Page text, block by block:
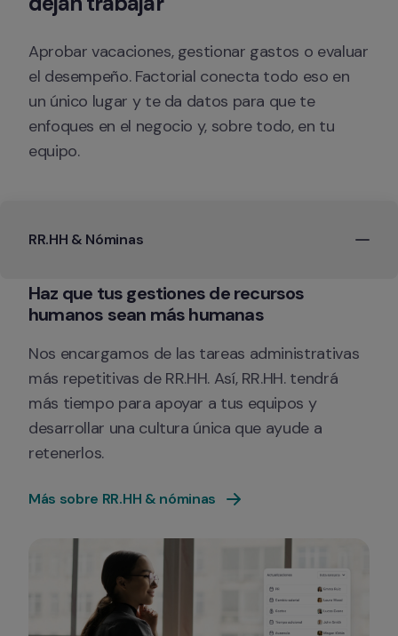
Aprobar vacaciones, gestionar gastos o evaluar
el desempeño. Factorial conecta todo eso en
un único lugar y te da datos para que te
enfoques en el negocio y, sobre todo, en tu
equipo.
RR.HH & Nóminas
Haz que tus gestiones de recursos
humanos sean más humanas
Nos encargamos de las tareas administrativas
más repetitivas de RR.HH. Así, RR.HH. tendrá
más tiempo para apoyar a tus equipos y
desarrollar una cultura única que ayude a
retenerlos.
Más sobre RR.HH & nóminas